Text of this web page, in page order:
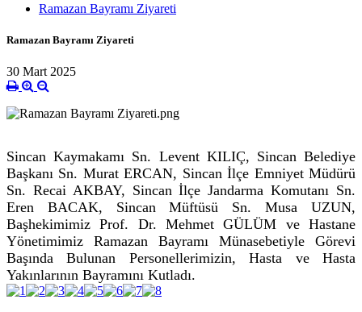
Ramazan Bayramı Ziyareti
Ramazan Bayramı Ziyareti
30 Mart 2025
Sincan Kaymakamı Sn. Levent KILIÇ, Sincan Belediye
Başkanı Sn. Murat ERCAN, Sincan İlçe Emniyet Müdürü
Sn. Recai AKBAY, Sincan İlçe Jandarma Komutanı Sn.
Eren BACAK, Sincan Müftüsü Sn. Musa UZUN,
Başhekimimiz Prof. Dr. Mehmet GÜLÜM ve Hastane
Yönetimimiz Ramazan Bayramı Münasebetiyle Görevi
Başında Bulunan Personellerimizin, Hasta ve Hasta
Yakınlarının Bayramını Kutladı.